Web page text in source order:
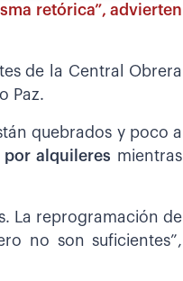
retórica”, advierten
de la Central Obrera
Paz.
quebrados y poco a
por alquileres mientras
La reprogramación de
no son suficientes”,